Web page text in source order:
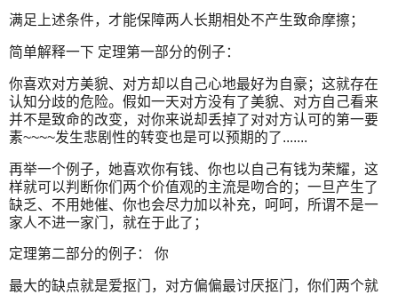
满足上述条件，才能保障两人长期相处不产生致命摩擦；
简单解释一下 定理第一部分的例子：
你喜欢对方美貌、对方却以自己心地最好为自豪；这就存在
认知分歧的危险。假如一天对方没有了美貌、对方自己看来
并不是致命的改变，对你来说却丢掉了对对方认可的第一要
素~~~~发生悲剧性的转变也是可以预期的了.......
再举一个例子，她喜欢你有钱、你也以自己有钱为荣耀，这
样就可以判断你们两个价值观的主流是吻合的；一旦产生了
缺乏、不用她催、你也会尽力加以补充，呵呵，所谓不是一
家人不进一家门，就在于此了；
定理第二部分的例子： 你
最大的缺点就是爱抠门，对方偏偏最讨厌抠门，你们两个就